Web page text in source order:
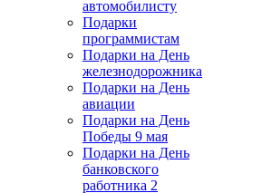
автомобилисту
Подарки
программистам
Подарки на День
железнодорожника
Подарки на День
авиации
Подарки на День
Победы 9 мая
Подарки на День
банковского
работника 2